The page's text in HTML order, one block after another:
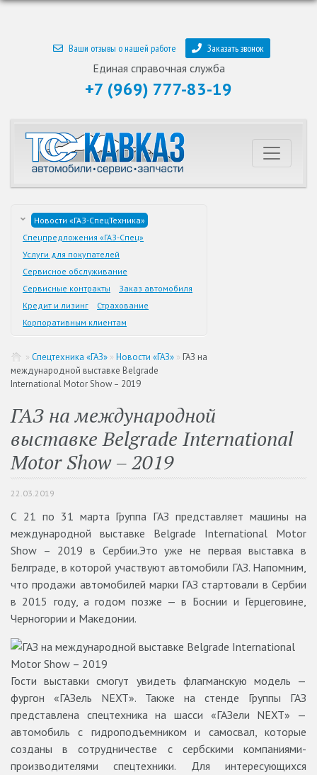
Ваши отзывы о нашей работе Заказать звонок
Единая справочная служба
+7 (969) 777-83-19
Новости «ГАЗ-СпецТехника»
Спецпредложения «ГАЗ-Спец»
Услуги для покупателей
Сервисное обслуживание
Сервисные контракты
Заказ автомобиля
Кредит и лизинг
Страхование
Корпоративным клиентам
» Спецтехника «ГАЗ» » Новости «ГАЗ» » ГАЗ на
международной выставке Belgrade
International Motor Show – 2019
ГАЗ на международной
выставке Belgrade International
Motor Show – 2019
22.03.2019
С 21 по 31 марта Группа ГАЗ представляет машины на
международной выставке Belgrade International Motor
Show – 2019 в Сербии.Это уже не первая выставка в
Белграде, в которой участвуют автомобили ГАЗ. Напомним,
что продажи автомобилей марки ГАЗ стартовали в Сербии
в 2015 году, а годом позже — в Боснии и Герцеговине,
Черногории и Македонии.
Гости выставки смогут увидеть флагманскую модель —
фургон «ГАЗель NEXT». Также на стенде Группы ГАЗ
представлена спецтехника на шасси «ГАЗели NEXT» —
автомобиль с гидроподъемником и самосвал, которые
созданы в сотрудничестве с сербскими компаниями-
производителями спецтехники. Для интересующихся